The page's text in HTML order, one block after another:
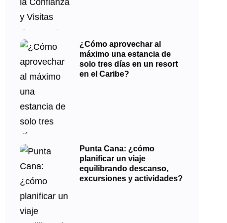
¿Cómo aprovechar al
máximo una estancia de
solo tres días en un resort
en el Caribe?
Punta Cana: ¿cómo
planificar un viaje
equilibrando descanso,
excursiones y actividades?